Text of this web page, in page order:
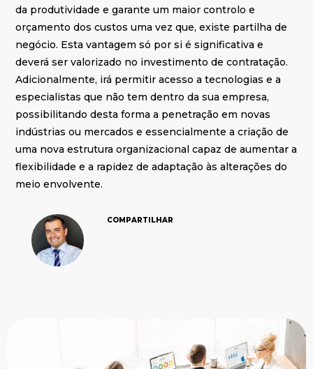
COMPARTILHAR
da produtividade e garante um maior controlo e
orçamento dos custos uma vez que, existe partilha de
negócio. Esta vantagem só por si é significativa e
deverá ser valorizado no investimento de contratação.
Adicionalmente, irá permitir acesso a tecnologias e a
especialistas que não tem dentro da sua empresa,
possibilitando desta forma a penetração em novas
indústrias ou mercados e essencialmente a criação de
uma nova estrutura organizacional capaz de aumentar a
flexibilidade e a rapidez de adaptação às alterações do
meio envolvente.